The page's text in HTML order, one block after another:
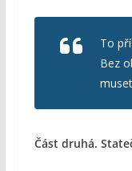
To
Bez
Část druhá.